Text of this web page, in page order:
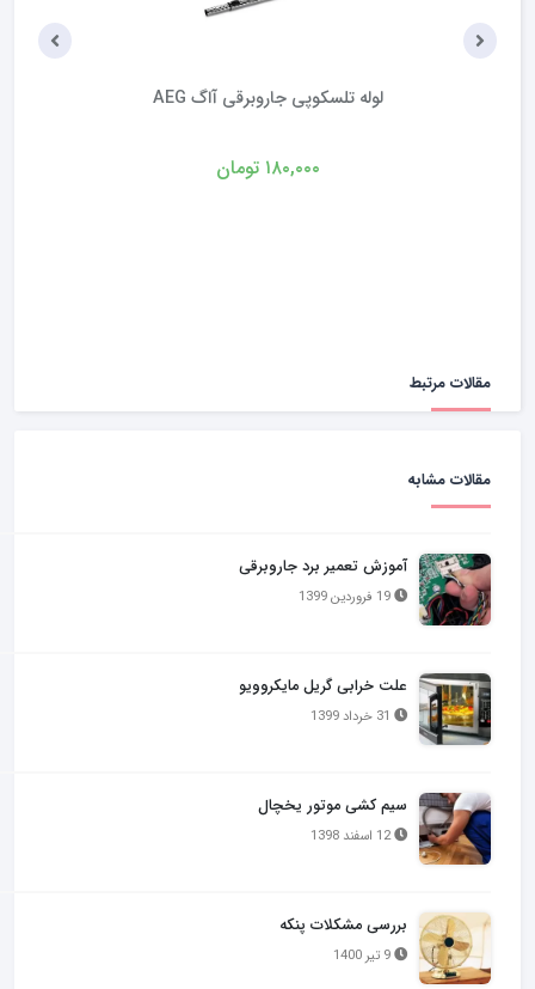
موتور جاروبرقی سطلی 2000 وات لبه دار
تماس بگیرید
مقالات مرتبط
مقالات مشابه
آموزش تعمیر برد جاروبرقی
علت خرابی گریل مایکروویو
سیم کشی موتور یخچال
12 اسفند 1398
بررسی مشکلات پنکه